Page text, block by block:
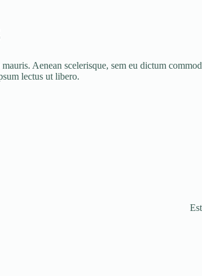
Aenean scelerisque, sem eu dictum
lectus ut libero.